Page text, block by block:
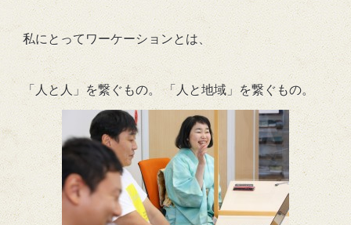
私にとってワーケーションとは、
「人と人」を繋ぐもの。 「人と地域」を繋ぐもの。